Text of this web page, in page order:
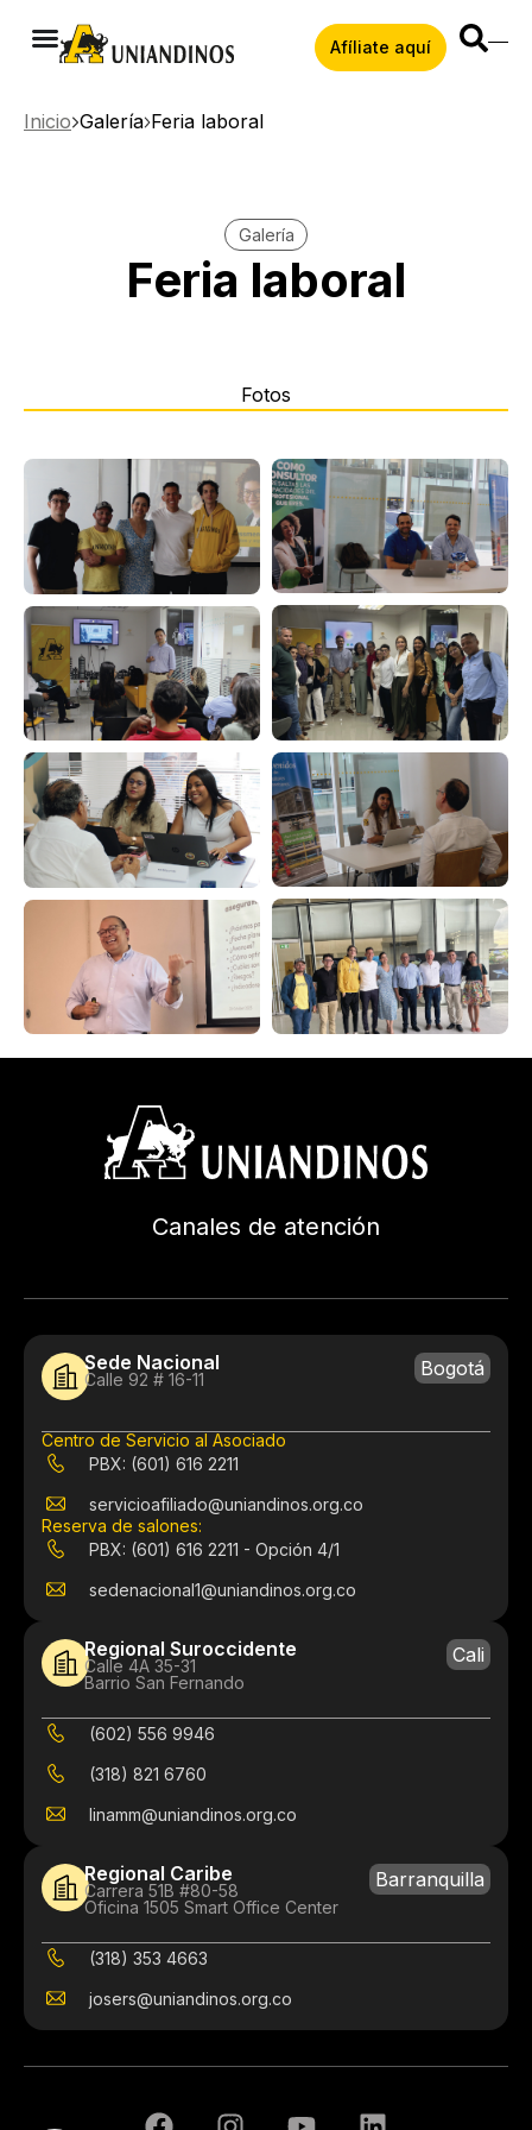
Afíliate aquí
Inicio Galería Feria laboral
Galería
Feria laboral
Fotos
Canales de atención
Sede Nacional
Calle 92 # 16-11 Bogotá
Centro de Servicio al Asociado
PBX: (601) 616 2211
servicioafiliado@uniandinos.org.co
Reserva de salones:
PBX: (601) 616 2211 - Opción 4/1
sedenacional1@uniandinos.org.co
Regional Suroccidente
Calle 4A 35-31
Barrio San Fernando
Cali
(602) 556 9946
(318) 821 6760
linamm@uniandinos.org.co
Regional Caribe
Carrera 51B #80-58
Oficina 1505 Smart Office Center
Barranquilla
(318) 353 4663
josers@uniandinos.org.co